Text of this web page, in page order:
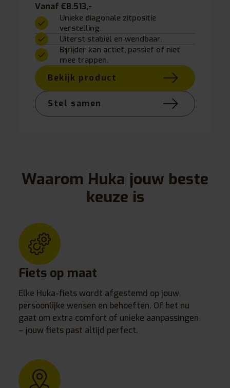
Vanaf €8.513,-
Unieke diagonale zitpositie
verstelling.
Uiterst stabiel en wendbaar.
Bijrijder kan actief, passief of niet
mee trappen.
Bekijk product
Stel samen
Waarom Huka jouw beste
keuze is
Fiets op maat
Elke Huka-fiets wordt afgestemd op jouw
persoonlijke wensen en behoeften. Of het nu
gaat om extra comfort of unieke aanpassingen
– jouw fiets past altijd perfect.